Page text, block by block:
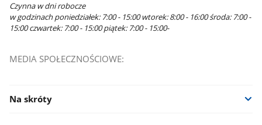
Czynna w dni robocze
w godzinach poniedziałek: 7:00 - 15:00 wtorek: 8:00 - 16:00 środa: 7:00 -
15:00 czwartek: 7:00 - 15:00 piątek: 7:00 - 15:00-
MEDIA SPOŁECZNOŚCIOWE:
Na skróty